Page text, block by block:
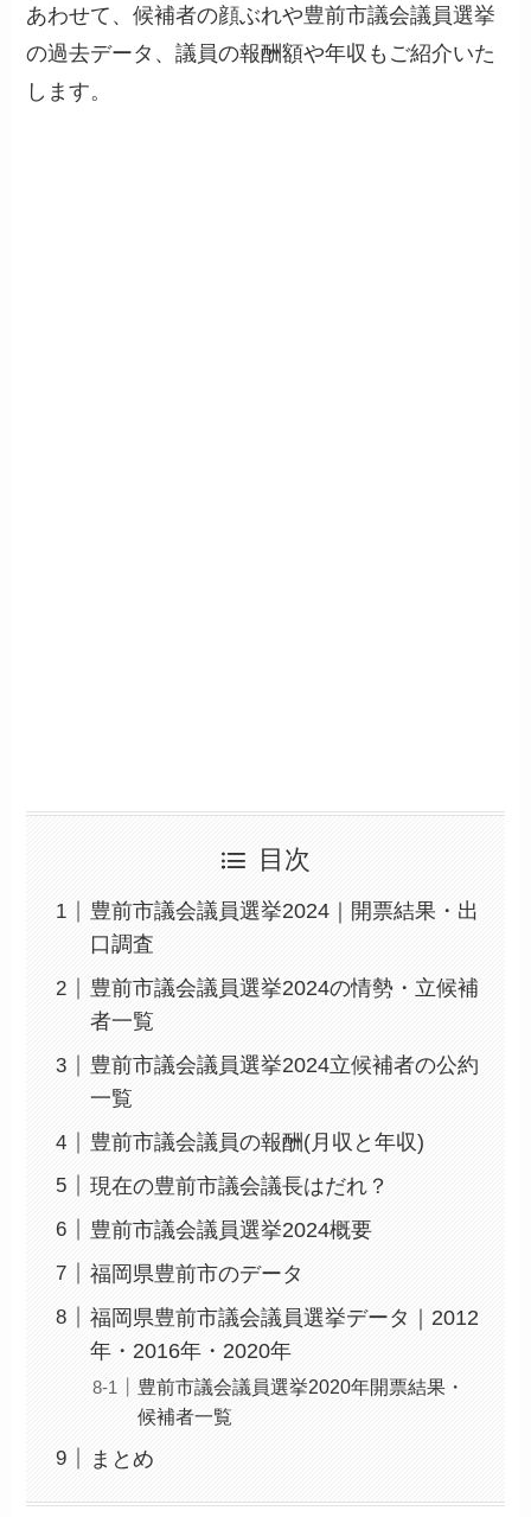
あわせて、候補者の顔ぶれや豊前市議会議員選挙
の過去データ、議員の報酬額や年収もご紹介いた
します。
目次
豊前市議会議員選挙2024｜開票結果・出
口調査
豊前市議会議員選挙2024の情勢・立候補
者一覧
豊前市議会議員選挙2024立候補者の公約
一覧
豊前市議会議員の報酬(月収と年収)
現在の豊前市議会議長はだれ？
豊前市議会議員選挙2024概要
福岡県豊前市のデータ
福岡県豊前市議会議員選挙データ｜2012
年・2016年・2020年
豊前市議会議員選挙2020年開票結果・
候補者一覧
まとめ